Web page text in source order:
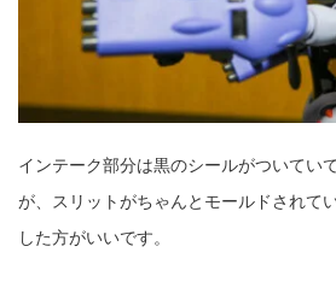
インテーク部分は黒のシールがついてい
が、スリットがちゃんとモールドされて
した方がいいです。